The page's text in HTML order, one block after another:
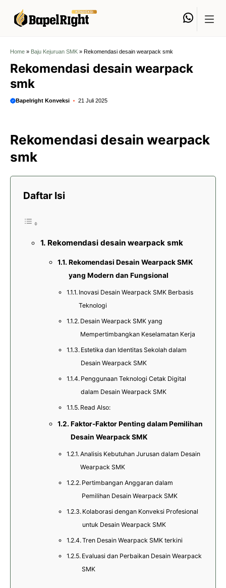
Home » Baju Kejuruan SMK » Rekomendasi desain wearpack smk
Rekomendasi desain wearpack
smk
Bapelright Konveksi 21 Juli 2025
Rekomendasi desain wearpack
smk
Daftar Isi
Rekomendasi desain wearpack smk
Rekomendasi Desain Wearpack SMK
yang Modern dan Fungsional
Inovasi Desain Wearpack SMK Berbasis
Teknologi
Desain Wearpack SMK yang
Mempertimbangkan Keselamatan Kerja
Estetika dan Identitas Sekolah dalam
Desain Wearpack SMK
Penggunaan Teknologi Cetak Digital
dalam Desain Wearpack SMK
Read Also:
Faktor-Faktor Penting dalam Pemilihan
Desain Wearpack SMK
Analisis Kebutuhan Jurusan dalam Desain
Wearpack SMK
Pertimbangan Anggaran dalam
Pemilihan Desain Wearpack SMK
Kolaborasi dengan Konveksi Profesional
untuk Desain Wearpack SMK
Tren Desain Wearpack SMK terkini
Evaluasi dan Perbaikan Desain Wearpack
SMK